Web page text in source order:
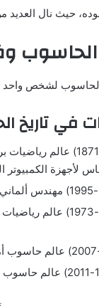
حيث نال العديد
الحاسوب لشخص
في تاريخ
لأجهزة الكمبيوتر